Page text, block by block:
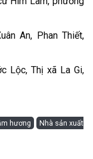
An, Phan Thiết,
Lộc, Thị xã La Gi,
hương
Nhà sản xuất